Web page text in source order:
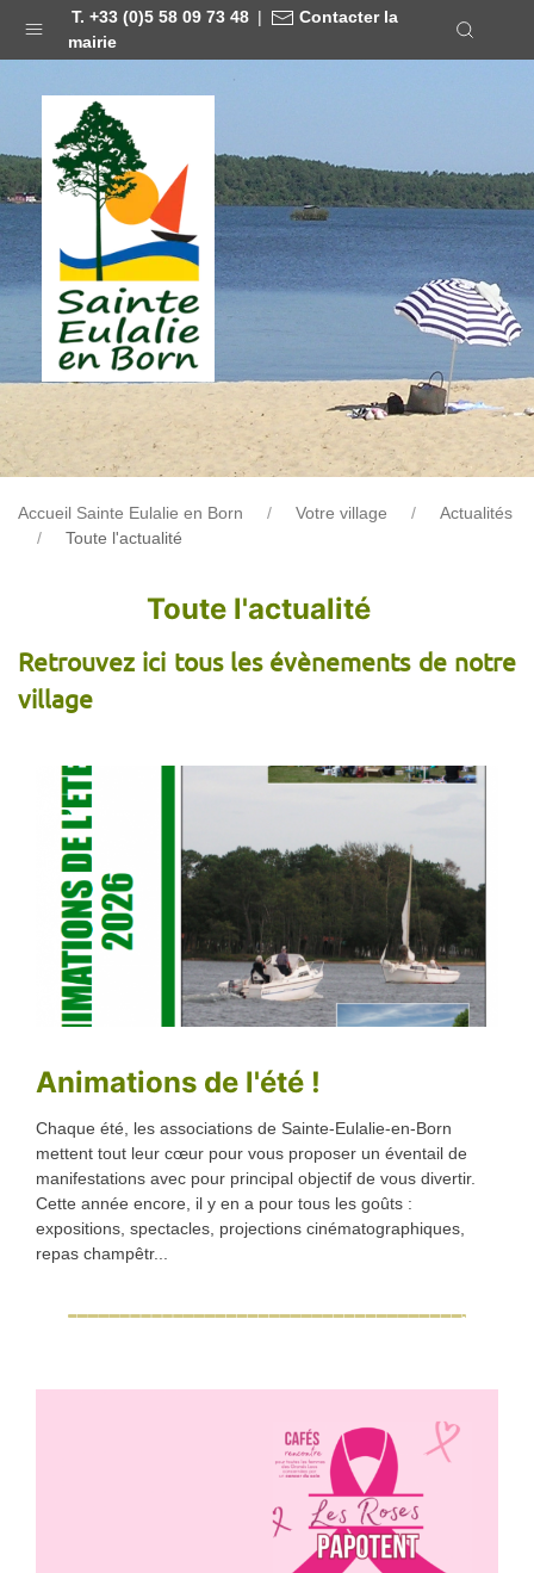
T. +33 (0)5 58 09 73 48 |
Contacter la
mairie
Accueil Sainte Eulalie en Born Votre village
Actualités
Toute l'actualité
Toute l'actualité
Retrouvez ici tous les évènements de notre
village
Animations de l'été !
Chaque été, les associations de Sainte-Eulalie-en-Born
mettent tout leur cœur pour vous proposer un éventail de
manifestations avec pour principal objectif de vous divertir.
Cette année encore, il y en a pour tous les goûts :
expositions, spectacles, projections cinématographiques,
repas champêtr...